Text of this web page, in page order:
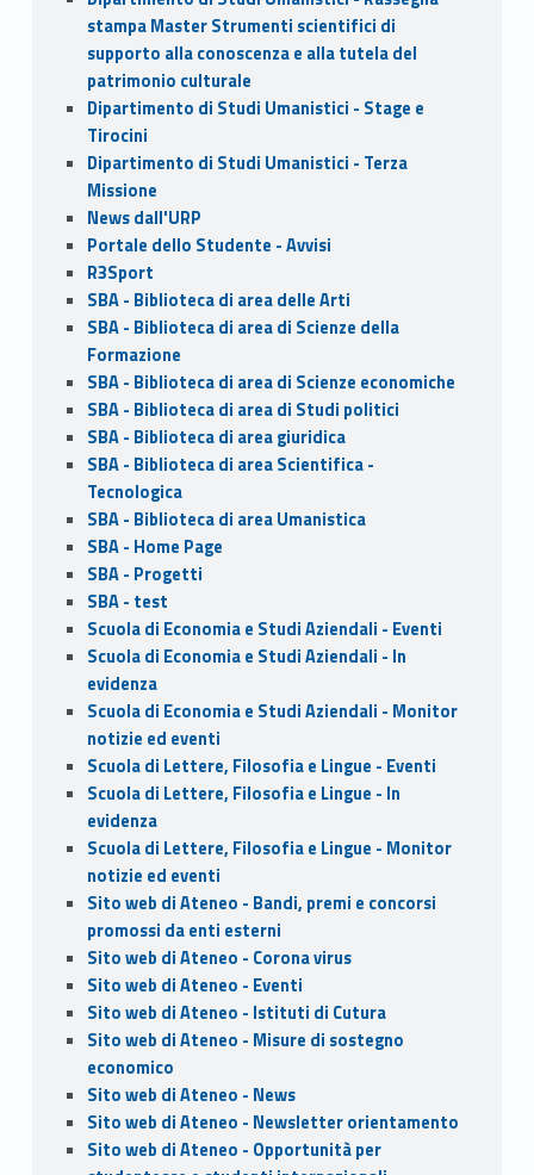
stampa Master Strumenti scientifici di
supporto alla conoscenza e alla tutela del
patrimonio culturale
Dipartimento di Studi Umanistici - Stage e
Tirocini
Dipartimento di Studi Umanistici - Terza
Missione
News dall'URP
Portale dello Studente - Avvisi
R3Sport
SBA - Biblioteca di area delle Arti
SBA - Biblioteca di area di Scienze della
Formazione
SBA - Biblioteca di area di Scienze economiche
SBA - Biblioteca di area di Studi politici
SBA - Biblioteca di area giuridica
SBA - Biblioteca di area Scientifica -
Tecnologica
SBA - Biblioteca di area Umanistica
SBA - Home Page
SBA - Progetti
SBA - test
Scuola di Economia e Studi Aziendali - Eventi
Scuola di Economia e Studi Aziendali - In
evidenza
Scuola di Economia e Studi Aziendali - Monitor
notizie ed eventi
Scuola di Lettere, Filosofia e Lingue - Eventi
Scuola di Lettere, Filosofia e Lingue - In
evidenza
Scuola di Lettere, Filosofia e Lingue - Monitor
notizie ed eventi
Sito web di Ateneo - Bandi, premi e concorsi
promossi da enti esterni
Sito web di Ateneo - Corona virus
Sito web di Ateneo - Eventi
Sito web di Ateneo - Istituti di Cutura
Sito web di Ateneo - Misure di sostegno
economico
Sito web di Ateneo - News
Sito web di Ateneo - Newsletter orientamento
Sito web di Ateneo - Opportunità per